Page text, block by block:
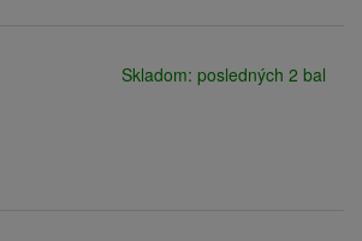
Skladom: posledných 2 bal